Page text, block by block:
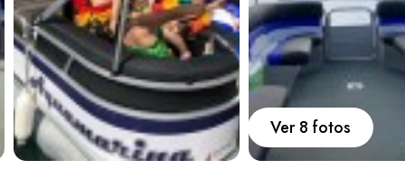
Guía de turismo Nosotros
Ver 8 fotos